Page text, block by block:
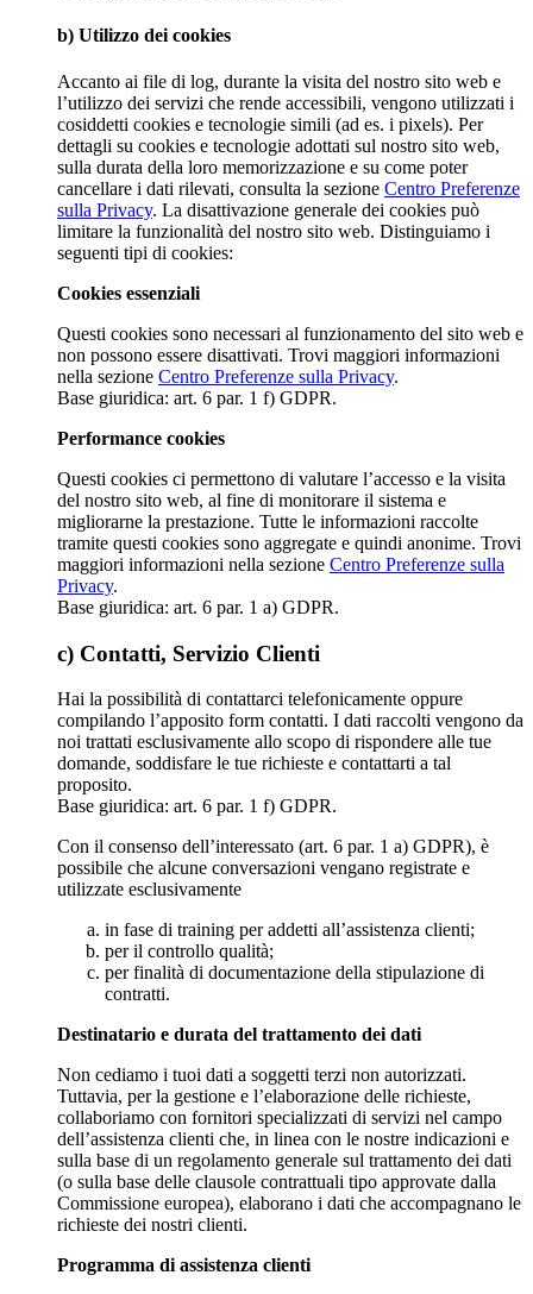
b) Utilizzo dei cookies
Accanto ai file di log, durante la visita del nostro sito web e
l’utilizzo dei servizi che rende accessibili, vengono utilizzati i
cosiddetti cookies e tecnologie simili (ad es. i pixels). Per
dettagli su cookies e tecnologie adottati sul nostro sito web,
sulla durata della loro memorizzazione e su come poter
cancellare i dati rilevati, consulta la sezione Centro Preferenze
sulla Privacy. La disattivazione generale dei cookies può
limitare la funzionalità del nostro sito web. Distinguiamo i
seguenti tipi di cookies:
Cookies essenziali
Questi cookies sono necessari al funzionamento del sito web e
non possono essere disattivati. Trovi maggiori informazioni
nella sezione Centro Preferenze sulla Privacy.
Base giuridica: art. 6 par. 1 f) GDPR.
Performance cookies
Questi cookies ci permettono di valutare l’accesso e la visita
del nostro sito web, al fine di monitorare il sistema e
migliorarne la prestazione. Tutte le informazioni raccolte
tramite questi cookies sono aggregate e quindi anonime. Trovi
maggiori informazioni nella sezione Centro Preferenze sulla
Privacy.
Base giuridica: art. 6 par. 1 a) GDPR.
c) Contatti, Servizio Clienti
Hai la possibilità di contattarci telefonicamente oppure
compilando l’apposito form contatti. I dati raccolti vengono da
noi trattati esclusivamente allo scopo di rispondere alle tue
domande, soddisfare le tue richieste e contattarti a tal
proposito.
Base giuridica: art. 6 par. 1 f) GDPR.
Con il consenso dell’interessato (art. 6 par. 1 a) GDPR), è
possibile che alcune conversazioni vengano registrate e
utilizzate esclusivamente
in fase di training per addetti all’assistenza clienti;
per il controllo qualità;
per finalità di documentazione della stipulazione di
contratti.
Destinatario e durata del trattamento dei dati
Non cediamo i tuoi dati a soggetti terzi non autorizzati.
Tuttavia, per la gestione e l’elaborazione delle richieste,
collaboriamo con fornitori specializzati di servizi nel campo
dell’assistenza clienti che, in linea con le nostre indicazioni e
sulla base di un regolamento generale sul trattamento dei dati
(o sulla base delle clausole contrattuali tipo approvate dalla
Commissione europea), elaborano i dati che accompagnano le
richieste dei nostri clienti.
Programma di assistenza clienti